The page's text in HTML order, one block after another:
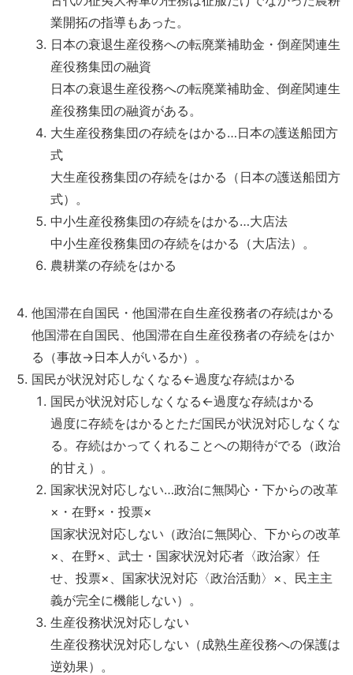
業開拓の指導もあった。
日本の衰退生産役務への転廃業補助金・倒産関連生
産役務集団の融資
日本の衰退生産役務への転廃業補助金、倒産関連生
産役務集団の融資がある。
大生産役務集団の存続をはかる…日本の護送船団方
式
大生産役務集団の存続をはかる（日本の護送船団方
式）。
中小生産役務集団の存続をはかる…大店法
中小生産役務集団の存続をはかる（大店法）。
農耕業の存続をはかる
他国滞在自国民・他国滞在自生産役務者の存続はかる
他国滞在自国民、他国滞在自生産役務者の存続をはか
る（事故→日本人がいるか）。
国民が状況対応しなくなる←過度な存続はかる
国民が状況対応しなくなる←過度な存続はかる
過度に存続をはかるとただ国民が状況対応しなくな
る。存続はかってくれることへの期待がでる（政治
的甘え）。
国家状況対応しない…政治に無関心・下からの改革
×・在野×・投票×
国家状況対応しない（政治に無関心、下からの改革
×、在野×、武士・国家状況対応者〈政治家〉任
せ、投票×、国家状況対応〈政治活動〉×、民主主
義が完全に機能しない）。
生産役務状況対応しない
生産役務状況対応しない（成熟生産役務への保護は
逆効果）。